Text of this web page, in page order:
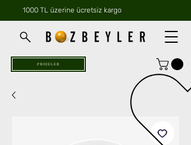
1000 TL üzerine ücretsiz kargo
PROJELER